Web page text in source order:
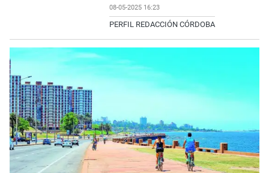
08-05-2025 16:23
PERFIL REDACCIÓN CÓRDOBA